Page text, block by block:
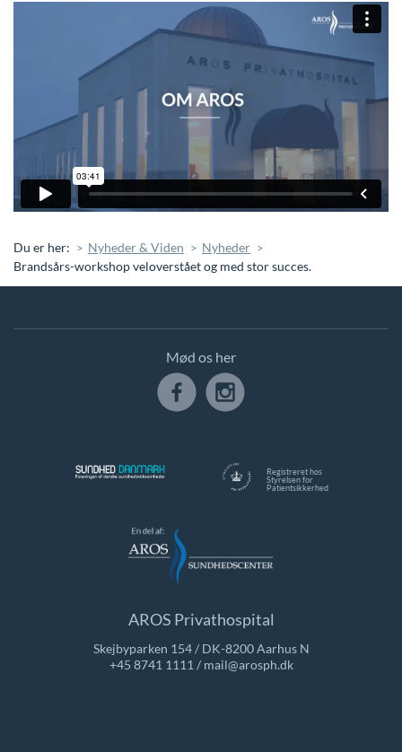
Du er her: Nyheder & Viden
Nyheder
Brandsårs-workshop veloverstået og med stor succes.
Registreret hos
Styrelsen for
Patientsikkerhed
Mød os her
AROS Privathospital
Skejbyparken 154 / DK-8200 Aarhus N
+45 8741 1111 / mail@arosph.dk